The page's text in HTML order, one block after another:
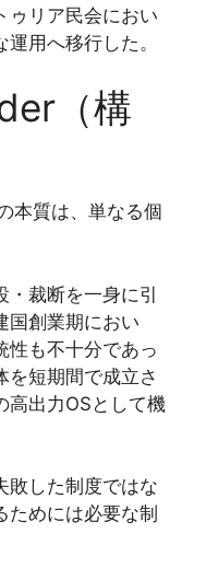
ゥリア民会におい
用へ移行した。
（構
本質は、単なる個
・裁断を一身に引
国創業期におい
性も不十分であっ
を短期間で成立さ
高出力OSとして機
敗した制度ではな
ためには必要な制